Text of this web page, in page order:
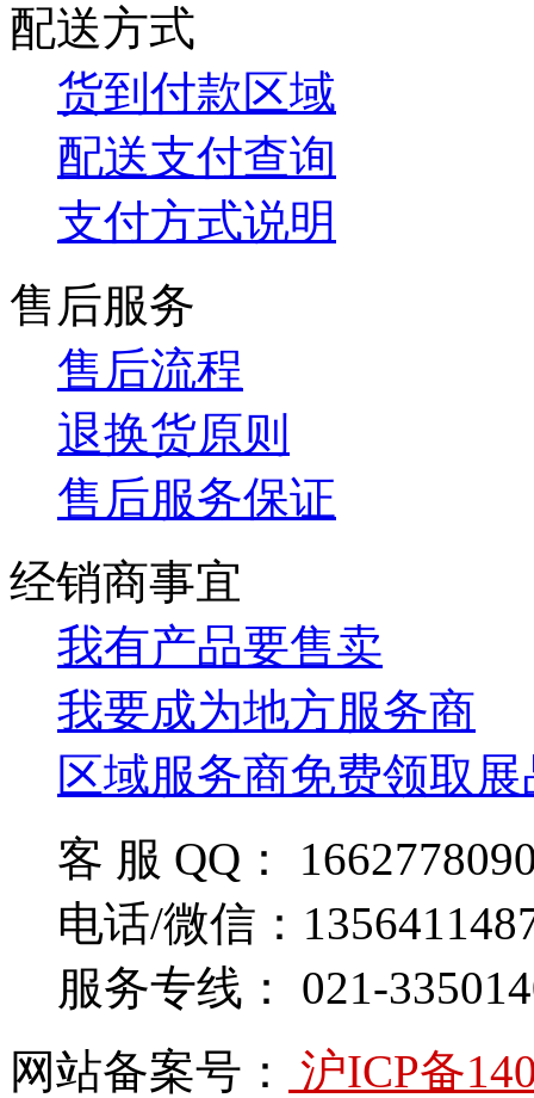
配送方式
货到付款区域
配送支付查询
支付方式说明
售后服务
售后流程
退换货原则
售后服务保证
经销商事宜
我有产品要售卖
我要成为地方服务商
区域服务商免费领取展
客 服 QQ：
电话/微信：
服务专线： 021-
网站备案号：
沪ICP备